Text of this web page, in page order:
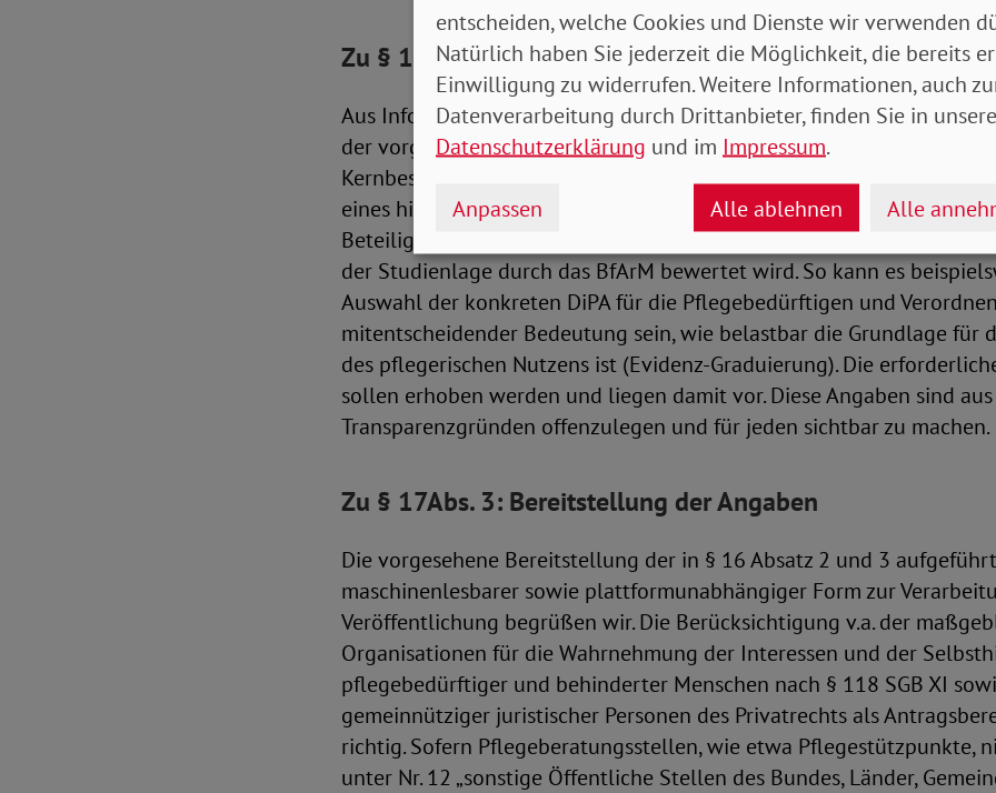
Zu § 16: Ergänzung zum Evidenzniveau der Studien
Aus Informationsund Transparenzgründen sollten die Angaben des
der vorgelegten Studien im Verzeichnis offengelegt werden. Die
Kernbestandteil der Bewertungsentscheidung nach § 12 der VO über
eines hinreichenden Nachweises eines pflegerischen Nutzens.
Beteiligte und Interessierte müssen in dem Verzeichnis einsehen
der Studienlage durch das BfArM bewertet wird. So kann es
Auswahl der konkreten DiPA für die Pflegebedürftigen und
mitentscheidender Bedeutung sein, wie belastbar die Grundlage für
des pflegerischen Nutzens ist (Evidenz-Graduierung). Die
sollen erhoben werden und liegen damit vor. Diese Angaben sind aus
Transparenzgründen offenzulegen und für jeden sichtbar zu machen.
Zu § 17Abs. 3: Bereitstellung der Angaben
Die vorgesehene Bereitstellung der in § 16 Absatz 2 und 3
maschinenlesbarer sowie plattformunabhängiger Form zur
Veröffentlichung begrüßen wir. Die Berücksichtigung v.a. der
Organisationen für die Wahrnehmung der Interessen und der
pflegebedürftiger und behinderter Menschen nach § 118 SGB XI
gemeinnütziger juristischer Personen des Privatrechts als
richtig. Sofern Pflegeberatungsstellen, wie etwa Pflegestützpunkte,
unter Nr. 12 „sonstige Öffentliche Stellen des Bundes, Länder,
entscheiden, welche Cookies und Dienste wir verwenden
Natürlich haben Sie jederzeit die Möglichkeit, die bereits
Einwilligung zu widerrufen. Weitere Informationen, auch
Datenverarbeitung durch Drittanbieter, finden Sie in
Datenschutzerklärung und im Impressum.
Anpassen Alle ablehnen Alle